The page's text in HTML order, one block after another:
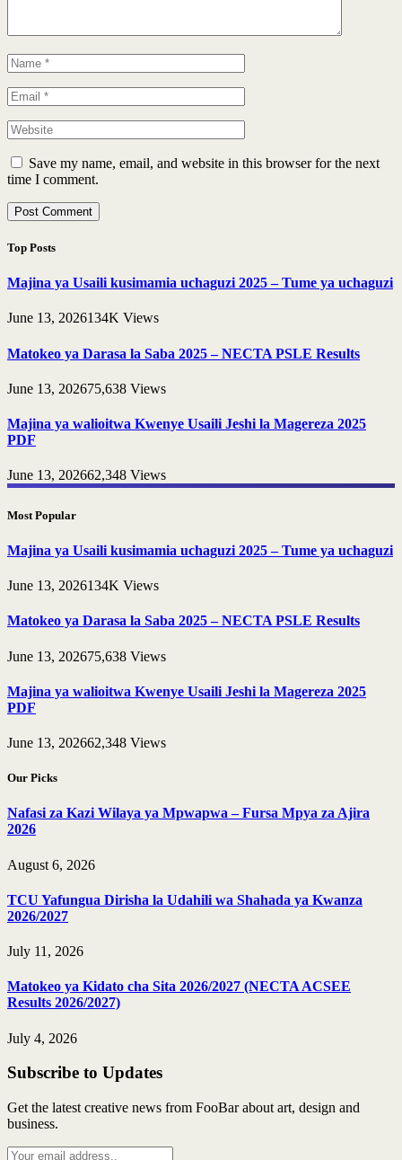
Save my name, email, and website in this browser for the next
time I comment.
Top Posts
Majina ya Usaili kusimamia uchaguzi 2025 – Tume ya uchaguzi
June 13, 2026134K Views
Matokeo ya Darasa la Saba 2025 – NECTA PSLE Results
June 13, 202675,638 Views
Majina ya walioitwa Kwenye Usaili Jeshi la Magereza 2025
PDF
June 13, 202662,348 Views
Most Popular
Majina ya Usaili kusimamia uchaguzi 2025 – Tume ya uchaguzi
June 13, 2026134K Views
Matokeo ya Darasa la Saba 2025 – NECTA PSLE Results
June 13, 202675,638 Views
Majina ya walioitwa Kwenye Usaili Jeshi la Magereza 2025
PDF
June 13, 202662,348 Views
Our Picks
Nafasi za Kazi Wilaya ya Mpwapwa – Fursa Mpya za Ajira
2026
August 6, 2026
TCU Yafungua Dirisha la Udahili wa Shahada ya Kwanza
2026/2027
July 11, 2026
Matokeo ya Kidato cha Sita 2026/2027 (NECTA ACSEE
Results 2026/2027)
July 4, 2026
Subscribe to Updates
Get the latest creative news from FooBar about art, design and
business.